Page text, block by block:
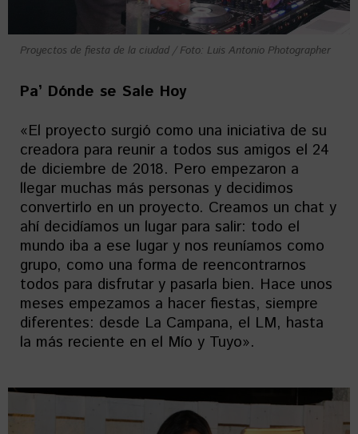
Proyectos de fiesta de la ciudad / Foto: Luis Antonio Photographer
Pa’ Dónde se Sale Hoy
«El proyecto surgió como una iniciativa de su
creadora para reunir a todos sus amigos el 24
de diciembre de 2018. Pero empezaron a
llegar muchas más personas y decidimos
convertirlo en un proyecto. Creamos un chat y
ahí decidíamos un lugar para salir: todo el
mundo iba a ese lugar y nos reuníamos como
grupo, como una forma de reencontrarnos
todos para disfrutar y pasarla bien. Hace unos
meses empezamos a hacer fiestas, siempre
diferentes: desde La Campana, el LM, hasta
la más reciente en el Mío y Tuyo».